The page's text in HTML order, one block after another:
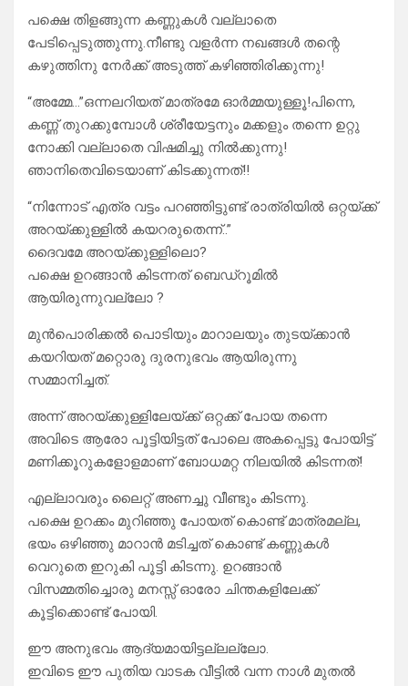
പക്ഷെ തിളങ്ങുന്ന കണ്ണുകൾ വല്ലാതെ
പേടിപ്പെടുത്തുന്നു.നീണ്ടു വളർന്ന നഖങ്ങൾ തന്റെ
കഴുത്തിനു നേർക്ക് അടുത്ത് കഴിഞ്ഞിരിക്കുന്നു!
“അമ്മേ…”ഒന്നലറിയത് മാത്രമേ ഓർമ്മയുള്ളൂ!പിന്നെ,
കണ്ണ് തുറക്കുമ്പോൾ ശ്രീയേട്ടനും മക്കളും തന്നെ ഉറ്റു
നോക്കി വല്ലാതെ വിഷമിച്ചു നിൽക്കുന്നു!
ഞാനിതെവിടെയാണ് കിടക്കുന്നത്!!
“നിന്നോട് എത്ര വട്ടം പറഞ്ഞിട്ടുണ്ട് രാത്രിയിൽ ഒറ്റയ്ക്ക്
അറയ്ക്കുള്ളിൽ കയറരുതെന്ന്..”
ദൈവമേ അറയ്ക്കുള്ളിലൊ?
പക്ഷെ ഉറങ്ങാൻ കിടന്നത് ബെഡ്‌റൂമിൽ
ആയിരുന്നുവല്ലോ ?
മുൻപൊരിക്കൽ പൊടിയും മാറാലയും തുടയ്ക്കാൻ
കയറിയത് മറ്റൊരു ദുരനുഭവം ആയിരുന്നു
സമ്മാനിച്ചത്.
അന്ന് അറയ്ക്കുള്ളിലേയ്ക്ക് ഒറ്റക്ക് പോയ തന്നെ
അവിടെ ആരോ പൂട്ടിയിട്ടത് പോലെ അകപ്പെട്ടു പോയിട്ട്
മണിക്കൂറുകളോളമാണ് ബോധമറ്റ നിലയിൽ കിടന്നത്!
എല്ലാവരും ലൈറ്റ് അണച്ചു വീണ്ടും കിടന്നു.
പക്ഷെ ഉറക്കം മുറിഞ്ഞു പോയത് കൊണ്ട് മാത്രമല്ല,
ഭയം ഒഴിഞ്ഞു മാറാൻ മടിച്ചത് കൊണ്ട് കണ്ണുകൾ
വെറുതെ ഇറുകി പൂട്ടി കിടന്നു. ഉറങ്ങാൻ
വിസമ്മതിച്ചൊരു മനസ്സ് ഓരോ ചിന്തകളിലേക്ക്
കൂട്ടിക്കൊണ്ട് പോയി.
ഈ അനുഭവം ആദ്യമായിട്ടല്ലല്ലോ.
ഇവിടെ ഈ പുതിയ വാടക വീട്ടിൽ വന്ന നാൾ മുതൽ